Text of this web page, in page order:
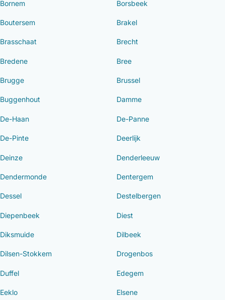
Bornem Borsbeek
Boutersem Brakel
Brasschaat Brecht
Bredene Bree
Brugge Brussel
Buggenhout Damme
De-Haan De-Panne
De-Pinte Deerlijk
Deinze Denderleeuw
Dendermonde Dentergem
Dessel Destelbergen
Diepenbeek Diest
Diksmuide Dilbeek
Dilsen-Stokkem Drogenbos
Duffel Edegem
Eeklo Elsene